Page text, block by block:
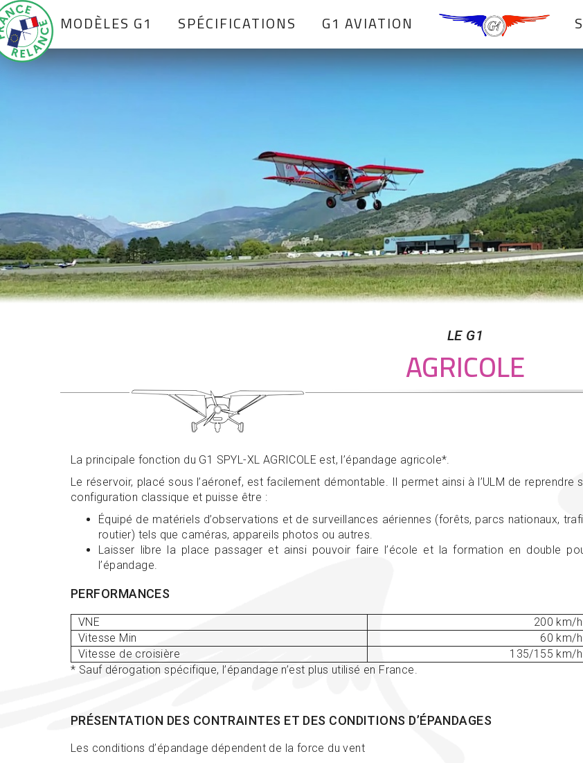
MODÈLES G1 SPÉCIFICATIONS G1 AVIATION
LE G1
AGRICOLE
La principale fonction du G1 SPYL-XL AGRICOLE est, l’épandage agricole*.
Le réservoir, placé sous l’aéronef, est facilement démontable. Il permet ainsi à l’ULM de reprendre
configuration classique et puisse être :
Équipé de matériels d’observations et de surveillances aériennes (forêts, parcs nationaux,
routier) tels que caméras, appareils photos ou autres.
Laisser libre la place passager et ainsi pouvoir faire l’école et la formation en double
l’épandage.
PERFORMANCES
VNE
200 km/h
Vitesse Min
60 km/h
Vitesse de croisière
135/155 km/h
* Sauf dérogation spécifique, l’épandage n’est plus utilisé en France.
PRÉSENTATION DES CONTRAINTES ET DES CONDITIONS D’ÉPANDAGES
Les conditions d’épandage dépendent de la force du vent